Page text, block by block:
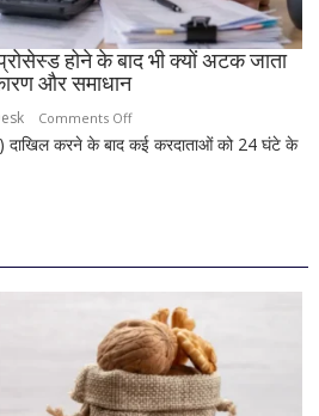
Vivo
S2
होने के बाद भी क्यों अटक जाता
और समाधान
Comments Offon
ITR
बाद
भी
क्यों
अटक
करने के बाद कई करदाताओं को 24 घंटे के